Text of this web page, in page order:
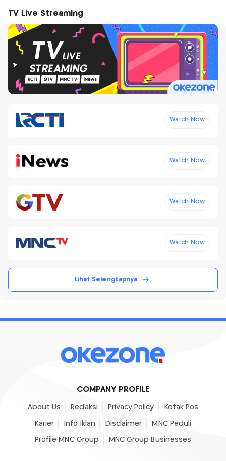
TV Live Streaming
Watch Now
Watch Now
Watch Now
Watch Now
Lihat Selengkapnya
COMPANY PROFILE
About Us Redaksi Privacy Policy Kotak Pos
Karier Info Iklan Disclaimer MNC Peduli
Profile MNC Group MNC Group Businesses